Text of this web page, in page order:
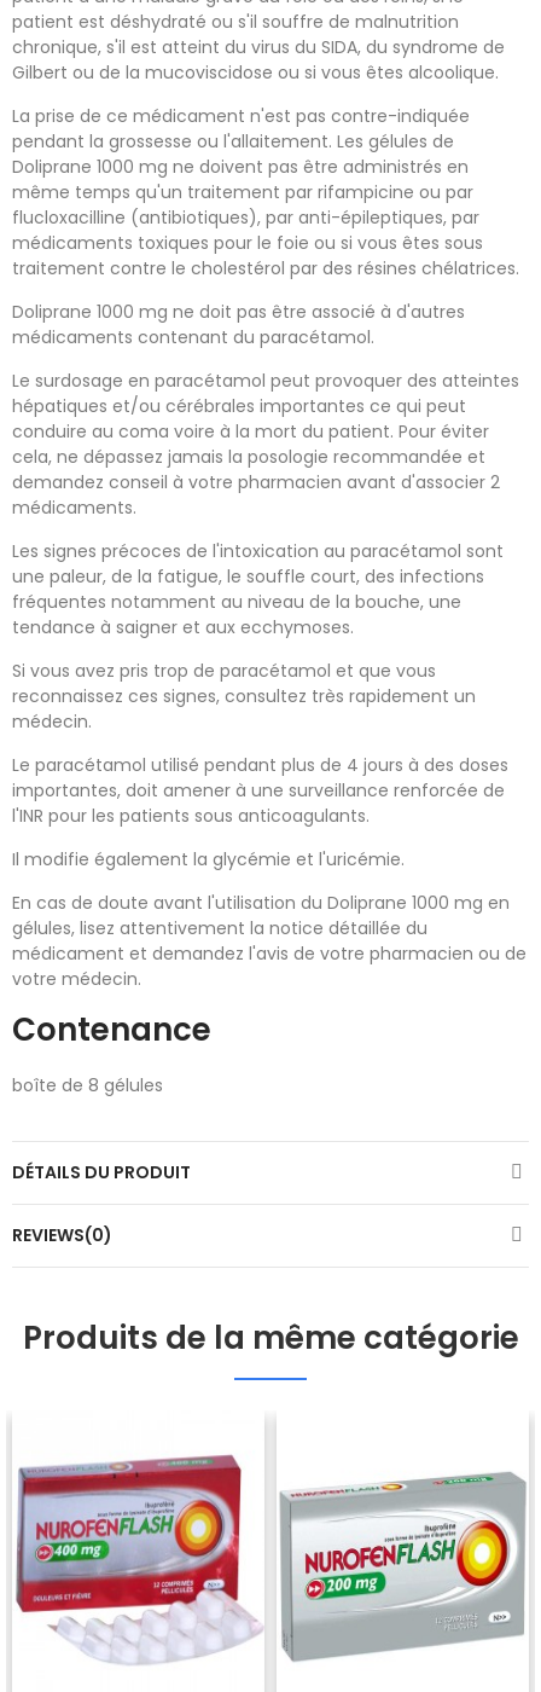
patient est déshydraté ou s'il souffre de malnutrition
chronique, s'il est atteint du virus du SIDA, du syndrome de
Gilbert ou de la mucoviscidose ou si vous êtes alcoolique.
La prise de ce médicament n'est pas contre-indiquée
pendant la grossesse ou l'allaitement. Les gélules de
Doliprane 1000 mg ne doivent pas être administrés en
même temps qu'un traitement par rifampicine ou par
flucloxacilline (antibiotiques), par anti-épileptiques, par
médicaments toxiques pour le foie ou si vous êtes sous
traitement contre le cholestérol par des résines chélatrices.
Doliprane 1000 mg ne doit pas être associé à d'autres
médicaments contenant du paracétamol.
Le surdosage en paracétamol peut provoquer des atteintes
hépatiques et/ou cérébrales importantes ce qui peut
conduire au coma voire à la mort du patient. Pour éviter
cela, ne dépassez jamais la posologie recommandée et
demandez conseil à votre pharmacien avant d'associer 2
médicaments.
Les signes précoces de l'intoxication au paracétamol sont
une paleur, de la fatigue, le souffle court, des infections
fréquentes notamment au niveau de la bouche, une
tendance à saigner et aux ecchymoses.
Si vous avez pris trop de paracétamol et que vous
reconnaissez ces signes, consultez très rapidement un
médecin.
Le paracétamol utilisé pendant plus de 4 jours à des doses
importantes, doit amener à une surveillance renforcée de
l'INR pour les patients sous anticoagulants.
Il modifie également la glycémie et l'uricémie.
En cas de doute avant l'utilisation du Doliprane 1000 mg en
gélules, lisez attentivement la notice détaillée du
médicament et demandez l'avis de votre pharmacien ou de
votre médecin.
Contenance
boîte de 8 gélules
DÉTAILS DU PRODUIT
REVIEWS(0)
Produits de la même catégorie